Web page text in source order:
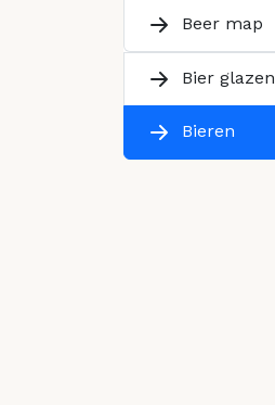
Beer map
Bier glazen
Bieren